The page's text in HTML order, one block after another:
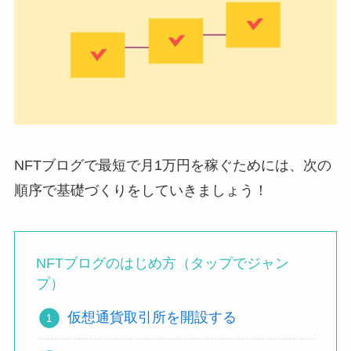
NFTブログで最短で月1万円を稼ぐためには、次の
順序で基礎づくりをしていきましょう！
NFTブログのはじめ方（タップでジャン
プ）
仮想通貨取引所を開設する